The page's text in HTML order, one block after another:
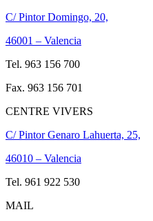
C/ Pintor Domingo, 20,
46001 – Valencia
Tel. 963 156 700
Fax. 963 156 701
CENTRE VIVERS
C/ Pintor Genaro Lahuerta, 25,
46010 – Valencia
Tel. 961 922 530
MAIL